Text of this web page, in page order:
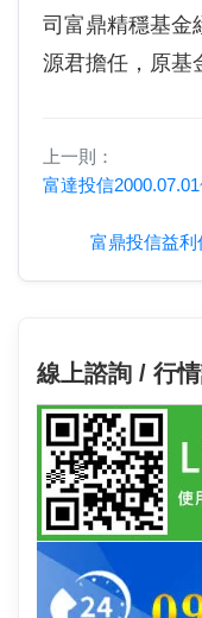
司富鼎精穩基金
源君擔任，原基
上一則：
富達投信
富鼎投信益利
線上諮詢 / 行